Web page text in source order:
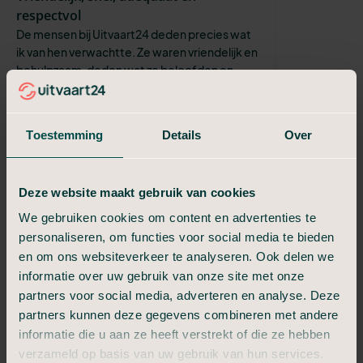
Toestemming Details Over
Deze website maakt gebruik van cookies
We gebruiken cookies om content en advertenties te
personaliseren, om functies voor social media te bieden
en om ons websiteverkeer te analyseren. Ook delen we
informatie over uw gebruik van onze site met onze
partners voor social media, adverteren en analyse. Deze
partners kunnen deze gegevens combineren met andere
informatie die u aan ze heeft verstrekt of die ze hebben
verzameld op basis van uw gebruik van hun services.
respectvol
De mensen bij Uitvaart24 deden precies wat
ik van hen verwachtte. Ze waren vriendelijk en
behulpzaam, deden wat ze beloofden en
namen me alle formaliteiten uit ...
Klantvriendelijk en zeer flexibel
Van alles was mogelijk, zeer sympathieke en
creatief werd meegedacht en dat ik dd
Simone
De begeleiding/regelen door oa Glen
gaf mij rust en vertrouwen
Wat ik heel erg gewaardeerd heb was dat
Glen in grijs kostuum kwam bij uitvaart,van
mijn dochter Suzan Lindeman in Enschede, ik
had nl aangegeven dat ik geen zw...